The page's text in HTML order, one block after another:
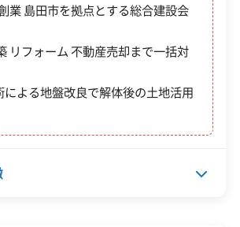
洪水浸水想定区域にある古い空き
・流出し、下流の橋にぶつかるなど
起こす危険があります。土地の所
した被害を防ぐ責任を問われるこ
め、早めの対策が望まれます。旧
タルして敷く費用が見積もりに加
業 島田市を拠点とする総合建設会
リフォーム 不動産売却まで一括対
による地盤改良で解体後の土地活用